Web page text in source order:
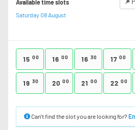
Available time slots
Saturday 08 August
15 00 16 00 16 30 17 00
19 30 20 00 21 00 22 00
Can’t find the slot you are looking for?